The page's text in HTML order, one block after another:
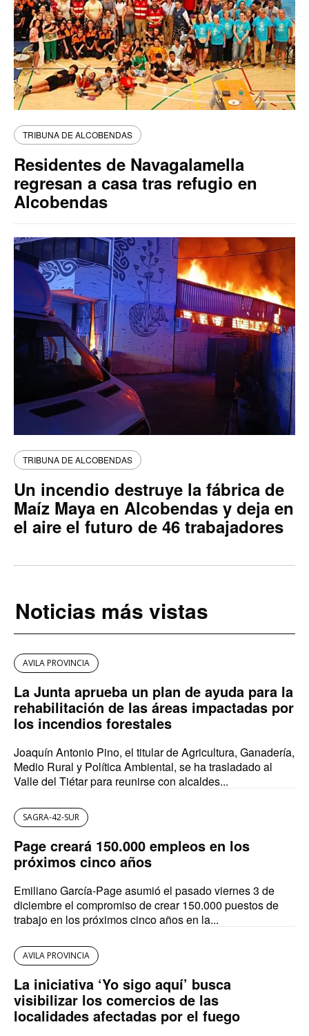
TRIBUNA DE ALCOBENDAS
Residentes de Navagalamella
regresan a casa tras refugio en
Alcobendas
TRIBUNA DE ALCOBENDAS
Un incendio destruye la fábrica de
Maíz Maya en Alcobendas y deja en
el aire el futuro de 46 trabajadores
Noticias más vistas
AVILA PROVINCIA
La Junta aprueba un plan de ayuda para la
rehabilitación de las áreas impactadas por
los incendios forestales
Joaquín Antonio Pino, el titular de Agricultura, Ganadería,
Medio Rural y Política Ambiental, se ha trasladado al
Valle del Tiétar para reunirse con alcaldes...
SAGRA-42-SUR
Page creará 150.000 empleos en los
próximos cinco años
Emiliano García-Page asumió el pasado viernes 3 de
diciembre el compromiso de crear 150.000 puestos de
trabajo en los próximos cinco años en la...
AVILA PROVINCIA
La iniciativa ‘Yo sigo aquí’ busca
visibilizar los comercios de las
localidades afectadas por el fuego